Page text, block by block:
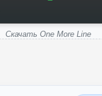
Скачать One More Line